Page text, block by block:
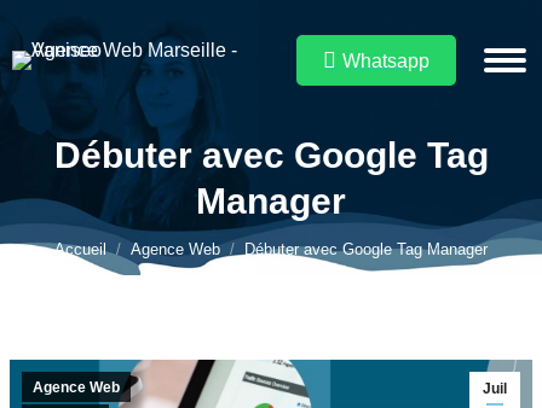
Whatsapp
Débuter avec Google Tag
Manager
Vous êtes ici :
Accueil Agence Web Débuter avec Google Tag Manager
Juil
Agence Web